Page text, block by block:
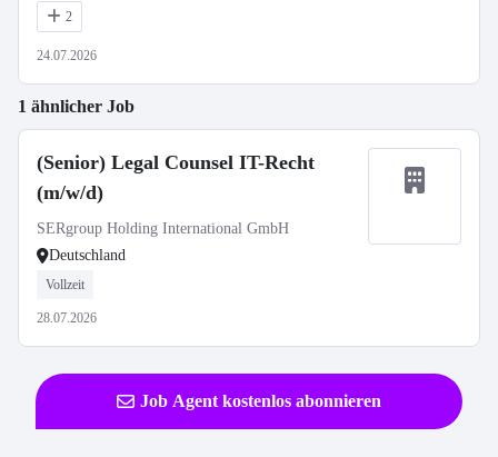
2
24.07.2026
1 ähnlicher Job
(Senior) Legal Counsel IT-Recht
(m/w/d)
SERgroup Holding International GmbH
Deutschland
Vollzeit
28.07.2026
Job Agent kostenlos abonnieren